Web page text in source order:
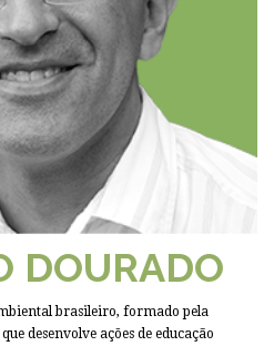
DOURADO
brasileiro, formado pela
desenvolve ações de educação